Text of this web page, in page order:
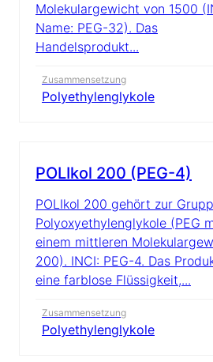
Molekulargewicht von 1500
Name: PEG-32). Das
Handelsprodukt...
Zusammensetzung
Polyethylenglykole
POLIkol 200 (PEG-4)
POLIkol 200 gehört zur
Polyoxyethylenglykole (PEG
einem mittleren
200). INCI: PEG-4. Das
eine farblose Flüssigkeit,...
Zusammensetzung
Polyethylenglykole